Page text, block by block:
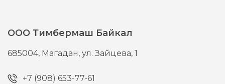
ООО Тимбермаш Байкал
685004, Магадан,ул. Зайцева, 1
+7 (908) 653-77-61